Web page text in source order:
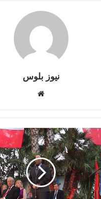
نيوز بلوس